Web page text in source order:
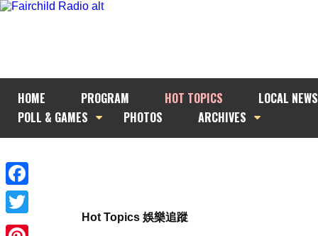
HOME PROGRAM HOT TOPICS
LOCAL NEWS
POLL & GAMES
PHOTOS ARCHIVES
Facebook
Twitter
Hot Topics 娛樂追蹤